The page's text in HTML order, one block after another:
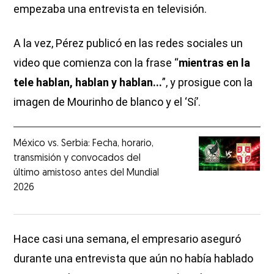
empezaba una entrevista en televisión.
A la vez, Pérez publicó en las redes sociales un
video que comienza con la frase “mientras en la
tele hablan, hablan y hablan...”, y prosigue con la
imagen de Mourinho de blanco y el ‘Sí’.
México vs. Serbia: Fecha, horario,
transmisión y convocados del
último amistoso antes del Mundial
2026
Hace casi una semana, el empresario aseguró
durante una entrevista que aún no había hablado